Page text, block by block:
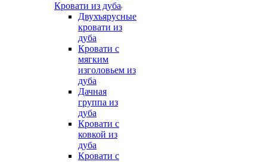
Кровати из дуба
Двухъярусные
кровати из
дуба
Кровати с
мягким
изголовьем из
дуба
Дачная
группа из
дуба
Кровати с
ковкой из
дуба
Кровати с